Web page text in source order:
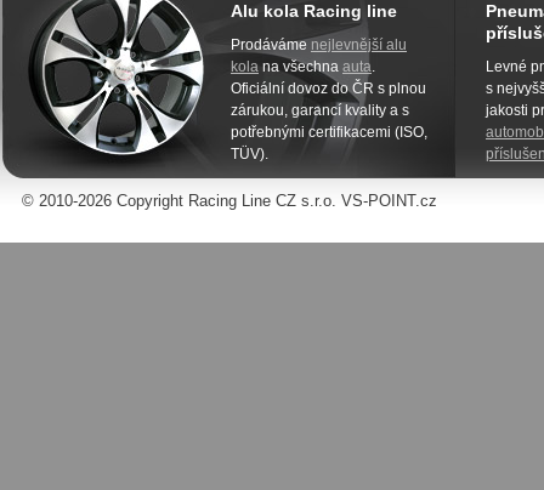
Alu kola Racing line
Prodáváme nejlevnější alu
kola na všechna auta.
Oficiální dovoz do ČR s plnou
zárukou, garancí kvality a s
potřebnými certifikacemi (ISO,
TÜV).
Levné
s
jakosti
© 2010-2026 Copyright Racing Line CZ s.r.o. VS-POINT.cz